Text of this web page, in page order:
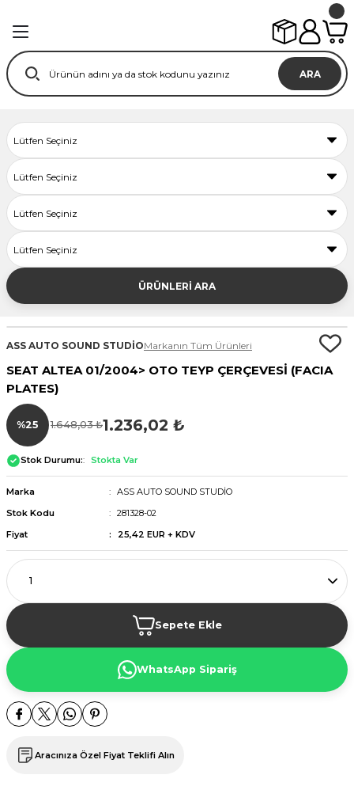
ARA
ÜRÜNLERİ ARA
ASS AUTO SOUND STUDİOMarkanın Tüm Ürünleri
SEAT ALTEA 01/2004> OTO TEYP ÇERÇEVESİ (FACIA
PLATES)
%25 1.648,03 ₺1.236,02 ₺
Stok Durumu: Stokta Var
Marka
ASS AUTO SOUND STUDİO
Stok Kodu
281328-02
Fiyat
25,42 EUR + KDV
Sepete Ekle
WhatsApp Sipariş
Aracınıza Özel Fiyat Teklifi Alın